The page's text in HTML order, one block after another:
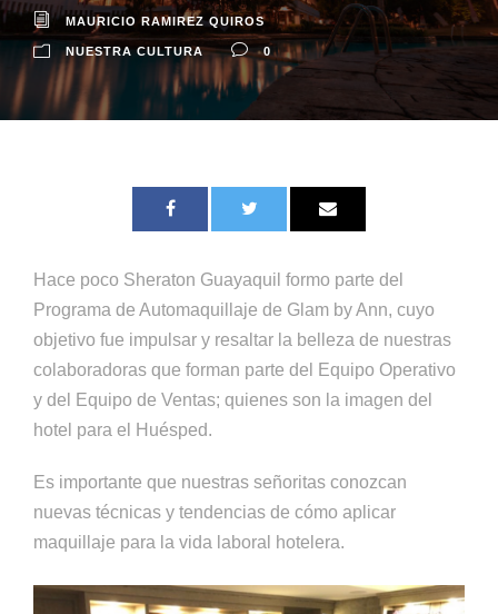
MAURICIO RAMIREZ QUIROS
NUESTRA CULTURA 0
Hace poco Sheraton Guayaquil formo parte del
Programa de Automaquillaje de Glam by Ann, cuyo
objetivo fue impulsar y resaltar la belleza de nuestras
colaboradoras que forman parte del Equipo Operativo
y del Equipo de Ventas; quienes son la imagen del
hotel para el Huésped.
Es importante que nuestras señoritas conozcan
nuevas técnicas y tendencias de cómo aplicar
maquillaje para la vida laboral hotelera.